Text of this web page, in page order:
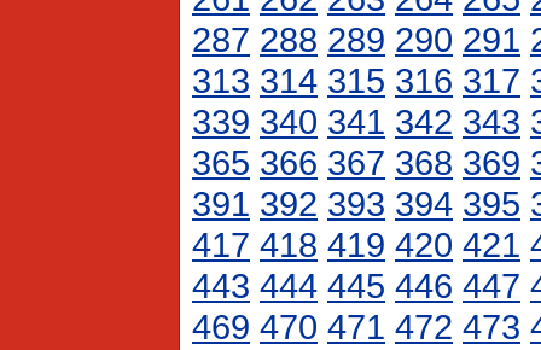
287 288 289 290 291
313 314 315 316 317
339 340 341 342 343
365 366 367 368 369
391 392 393 394 395
417 418 419 420 421
443 444 445 446 447
469 470 471 472 473